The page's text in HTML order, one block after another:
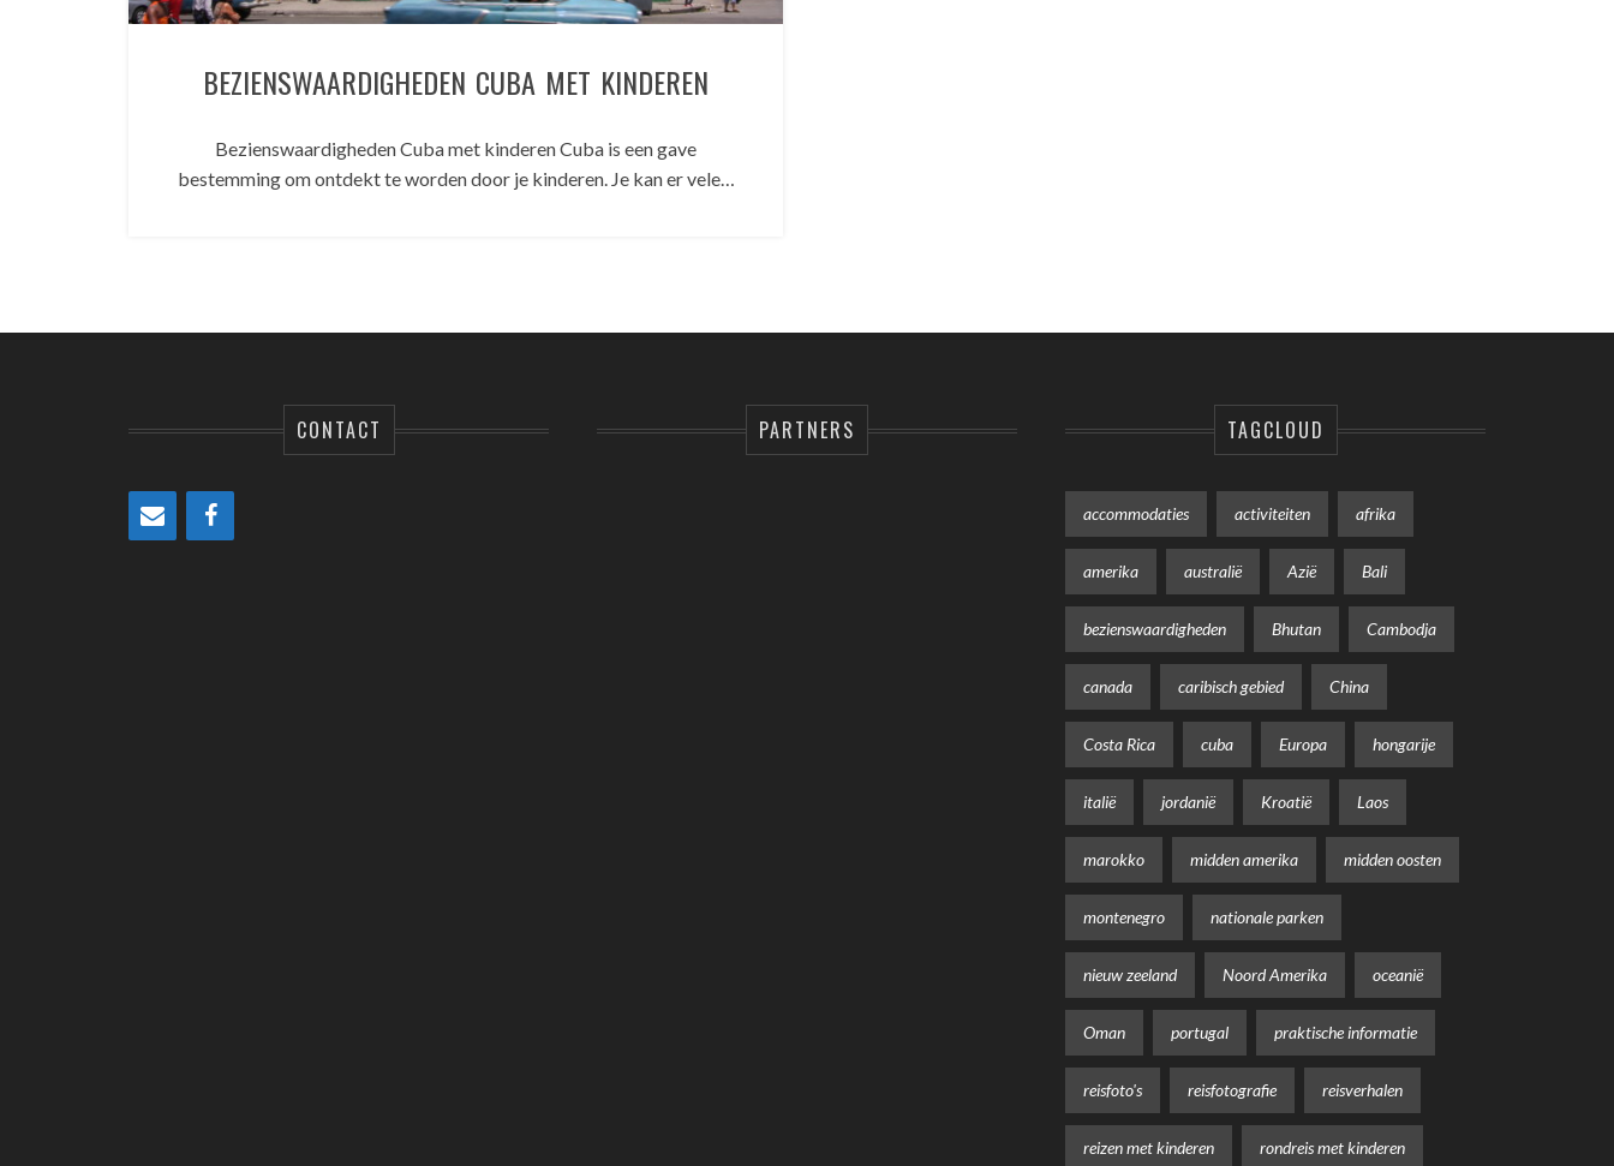
BEZIENSWAARDIGHEDEN CUBA MET KINDEREN
Bezienswaardigheden Cuba met kinderen Cuba is een gave
bestemming om ontdekt te worden door je kinderen. Je kan er vele…
CONTACT PARTNERS TAGCLOUD
accommodaties activiteiten afrika
amerika australië Azië Bali
bezienswaardigheden Bhutan Cambodja
canada caribisch gebied China
Costa Rica cuba Europa hongarije
italië jordanië Kroatië Laos
marokko midden amerika midden oosten
montenegro nationale parken
nieuw zeeland Noord Amerika oceanië
Oman portugal praktische informatie
reisfoto's reisfotografie reisverhalen
reizen met kinderen rondreis met kinderen